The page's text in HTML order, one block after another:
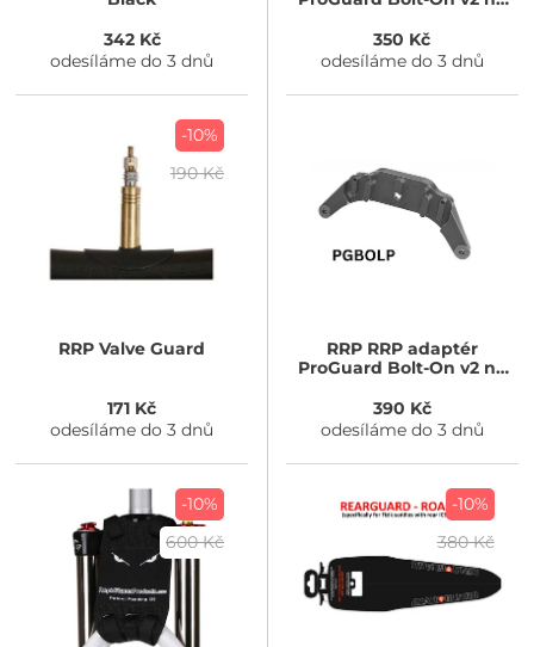
342 Kč
odesíláme do 3 dnů
350 Kč
odesíláme do 3 dnů
-10%
190 Kč
RRP Valve Guard
171 Kč
odesíláme do 3 dnů
RRPRRP adaptér
ProGuard Bolt-On v2 na
390 Kč
odesíláme do 3 dnů
-10%
600 Kč
-10%
380 Kč